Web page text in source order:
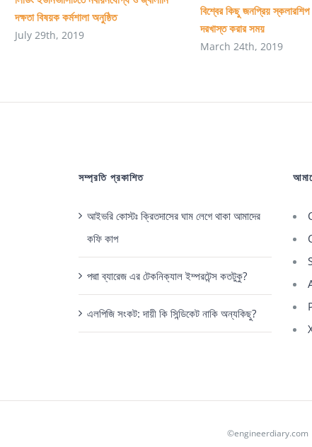
দক্ষতা বিষয়ক কর্মশালা অনুষ্ঠিত
July 29th, 2019
বিশ্বের কিছু জনপ্রিয়
দরখাস্ত করার সময়
March 24th, 2019
সম্প্রতি প্রকাশিত
আইভরি কোস্টঃ ক্রিতদাসের ঘাম লেগে থাকা আমাদের
কফি কাপ
পদ্মা ব্যারেজ এর টেকনিক্যাল ইম্পরটেন্স কতটুকু?
এলপিজি সংকট: দায়ী কি সিন্ডিকেট নাকি অন্যকিছু?
©engineerdiary.com